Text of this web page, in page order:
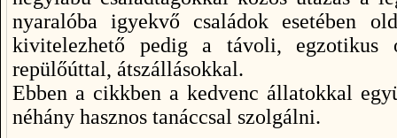
nyaralóba igyekvő családok esetében
kivitelezhető pedig a távoli, egzotikus
repülőúttal, átszállásokkal.
Ebben a cikkben a kedvenc állatokkal
néhány hasznos tanáccsal szolgálni.